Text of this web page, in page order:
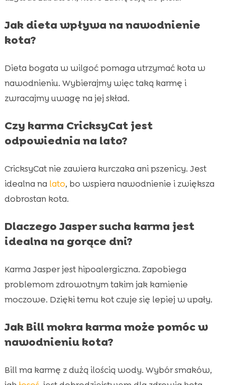
Jak dieta wpływa na nawodnienie
kota?
Dieta bogata w wilgoć pomaga utrzymać kota w
nawodnieniu. Wybierajmy więc taką karmę i
zwracajmy uwagę na jej skład.
Czy karma CricksyCat jest
odpowiednia na lato?
CricksyCat nie zawiera kurczaka ani pszenicy. Jest
idealna na lato, bo wspiera nawodnienie i zwiększa
dobrostan kota.
Dlaczego Jasper sucha karma jest
idealna na gorące dni?
Karma Jasper jest hipoalergiczna. Zapobiega
problemom zdrowotnym takim jak kamienie
moczowe. Dzięki temu kot czuje się lepiej w upały.
Jak Bill mokra karma może pomóc w
nawodnieniu kota?
Bill ma karmę z dużą ilością wody. Wybór smaków,